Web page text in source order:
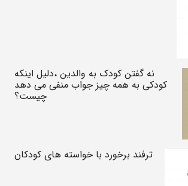
نه گفتن کودک به والدین ،دلیل اینکه
کودکی به همه چیز جواب منفی می دهد
چیست؟
ترفند برخورد با خواسته های کودکان